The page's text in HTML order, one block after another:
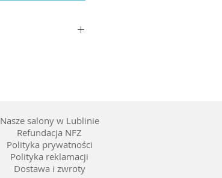
Nasze salony w Lublinie
Refundacja NFZ
Polityka prywatności
Polityka reklamacji
Dostawa i zwroty